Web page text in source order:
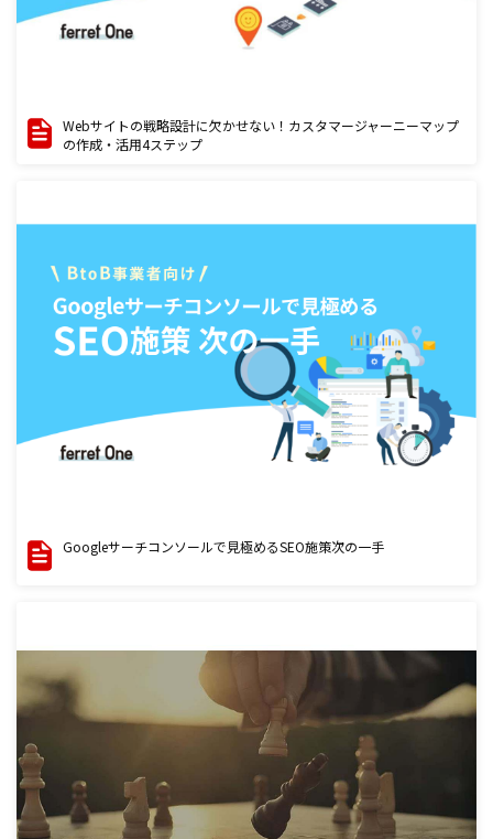
Webサイトの戦略設計に欠かせない！カスタマージャーニーマップ
の作成・活用4ステップ
Googleサーチコンソールで見極めるSEO施策次の一手